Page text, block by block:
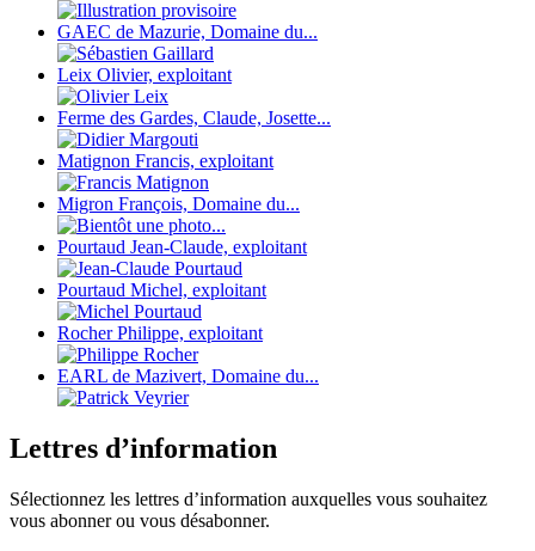
GAEC de Mazurie, Domaine du...
Leix Olivier, exploitant
Ferme des Gardes, Claude, Josette...
Matignon Francis, exploitant
Migron François, Domaine du...
Pourtaud Jean-Claude, exploitant
Pourtaud Michel, exploitant
Rocher Philippe, exploitant
EARL de Mazivert, Domaine du...
Lettres d’information
Sélectionnez les lettres d’information auxquelles vous souhaitez
vous abonner ou vous désabonner.